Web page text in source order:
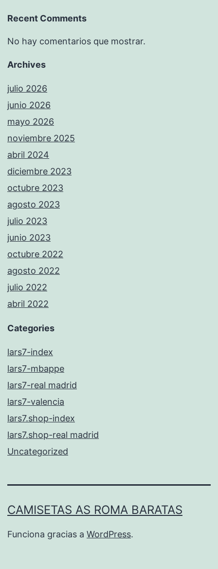
Recent Comments
No hay comentarios que mostrar.
Archives
julio 2026
junio 2026
mayo 2026
noviembre 2025
abril 2024
diciembre 2023
octubre 2023
agosto 2023
julio 2023
junio 2023
octubre 2022
agosto 2022
julio 2022
abril 2022
Categories
lars7-index
lars7-mbappe
lars7-real madrid
lars7-valencia
lars7.shop-index
lars7.shop-real madrid
Uncategorized
CAMISETAS AS ROMA BARATAS
Funciona gracias a WordPress.